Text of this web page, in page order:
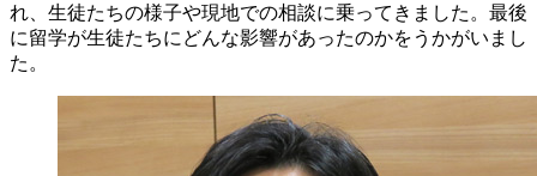
れ、生徒たちの様子や現地での相談に乗ってきました。最後
に留学が生徒たちにどんな影響があったのかをうかがいまし
た。